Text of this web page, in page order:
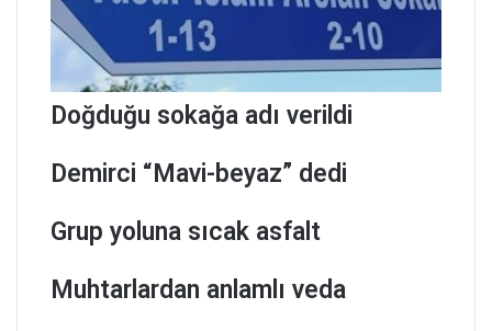
Doğduğu sokağa adı verildi
Demirci “Mavi-beyaz” dedi
Grup yoluna sıcak asfalt
Muhtarlardan anlamlı veda